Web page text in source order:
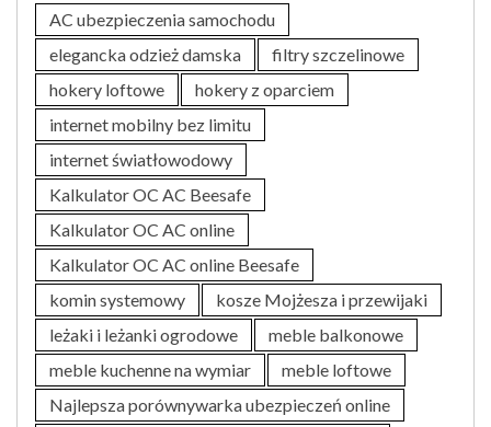
AC ubezpieczenia samochodu
elegancka odzież damska
filtry szczelinowe
hokery loftowe
hokery z oparciem
internet mobilny bez limitu
internet światłowodowy
Kalkulator OC AC Beesafe
Kalkulator OC AC online
Kalkulator OC AC online Beesafe
komin systemowy
kosze Mojżesza i przewijaki
leżaki i leżanki ogrodowe
meble balkonowe
meble kuchenne na wymiar
meble loftowe
Najlepsza porównywarka ubezpieczeń online